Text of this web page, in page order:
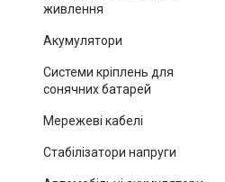
живлення
Акумулятори
Системи кріплень для
сонячних батарей
Мережеві кабелі
Стабілізатори напруги